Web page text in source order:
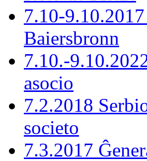
7.10-
Baiersbronn
7.10.-
asocio
7.2.2018
societo
7.3.2017